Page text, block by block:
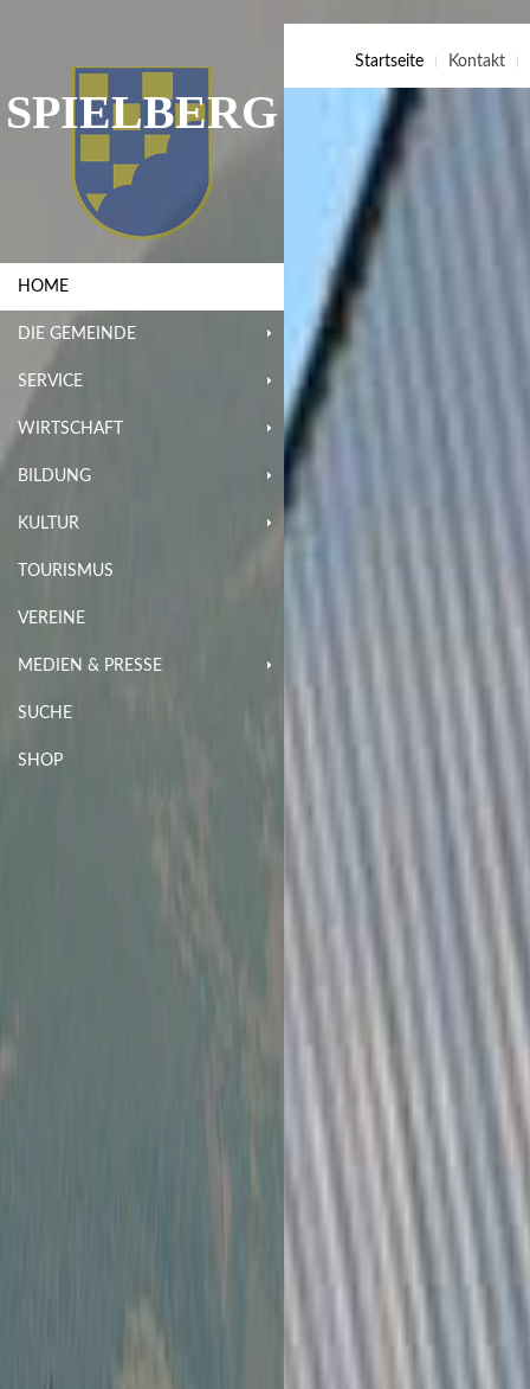
SPIELBERG
HOME
DIE GEMEINDE
SERVICE
WIRTSCHAFT
BILDUNG
KULTUR
TOURISMUS
VEREINE
MEDIEN & PRESSE
SUCHE
SHOP
Startseite Kontakt